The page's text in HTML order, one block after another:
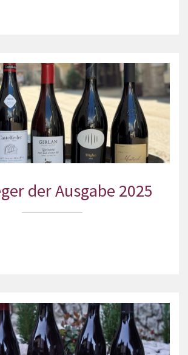
der Ausgabe 2025